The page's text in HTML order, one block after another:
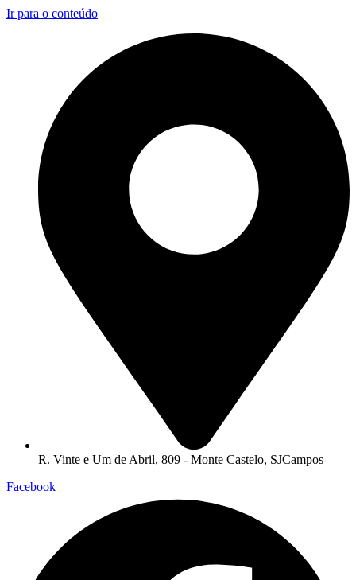
Ir para o conteúdo
R. Vinte e Um de Abril, 809 - Monte Castelo, SJCampos
Facebook